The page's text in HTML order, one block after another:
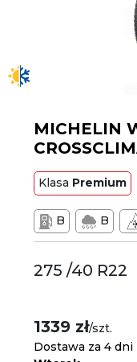
MICHELIN
Klasa Premium
B B
275 /40 R22
1339 zł/szt.
Dostawa za 4 dni